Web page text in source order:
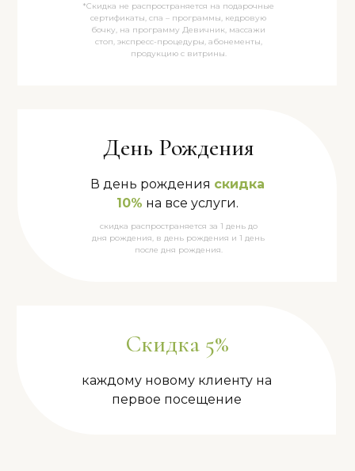
Скидка 5%
*Скидка не распространяется на подарочные
сертификаты, спа – программы, кедровую
бочку, на программу Девичник, массажи
стоп, экспресс-процедуры, абонементы,
продукцию с витрины.
каждому новому клиенту на
первое посещение
День Рождения
В день рождения скидка
10% на все услуги.
скидка распространяется за 1 день до
дня рождения, в день рождения и 1 день
после дня рождения.